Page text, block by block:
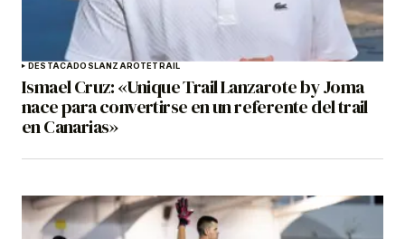
DESTACADOSLANZAROTETRAIL
Ismael Cruz: «Unique Trail Lanzarote by Joma
nace para convertirse en un referente del trail
en Canarias»